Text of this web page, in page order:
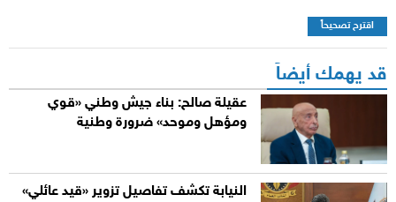
اقترح تصحيحاً
قد يهمك أيضاً
عقيلة صالح: بناء جيش وطني «قوي
ومؤهل وموحد» ضرورة وطنية
النيابة تكشف تفاصيل تزوير «قيد عائلي»